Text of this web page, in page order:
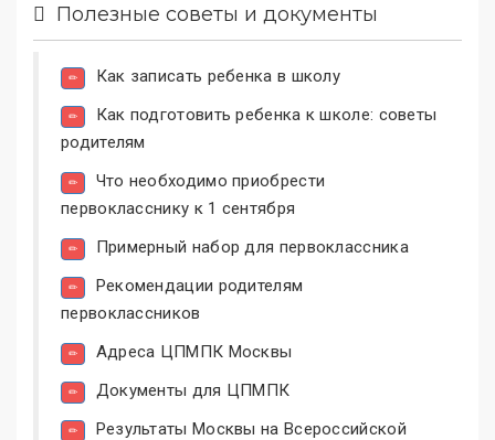
Полезные советы и документы
Как записать ребенка в школу
Как подготовить ребенка к школе: советы
родителям
Что необходимо приобрести
первокласснику к 1 сентября
Примерный набор для первоклассника
Рекомендации родителям
первоклассников
Адреса ЦПМПК Москвы
Документы для ЦПМПК
Результаты Москвы на Всероссийской